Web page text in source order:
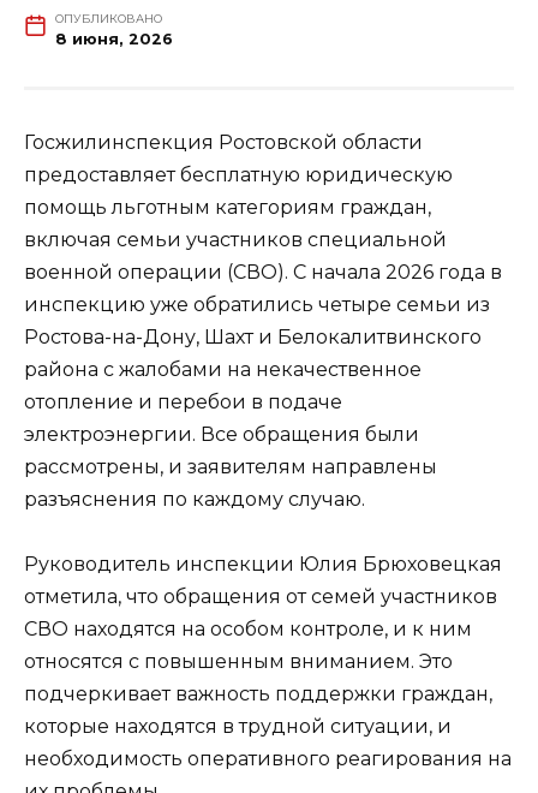
ОПУБЛИКОВАНО
8 июня, 2026
Госжилинспекция Ростовской области
предоставляет бесплатную юридическую
помощь льготным категориям граждан,
включая семьи участников специальной
военной операции (СВО). С начала 2026 года в
инспекцию уже обратились четыре семьи из
Ростова-на-Дону, Шахт и Белокалитвинского
района с жалобами на некачественное
отопление и перебои в подаче
электроэнергии. Все обращения были
рассмотрены, и заявителям направлены
разъяснения по каждому случаю.
Руководитель инспекции Юлия Брюховецкая
отметила, что обращения от семей участников
СВО находятся на особом контроле, и к ним
относятся с повышенным вниманием. Это
подчеркивает важность поддержки граждан,
которые находятся в трудной ситуации, и
необходимость оперативного реагирования на